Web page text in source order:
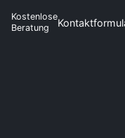
Kostenlose
Beratung